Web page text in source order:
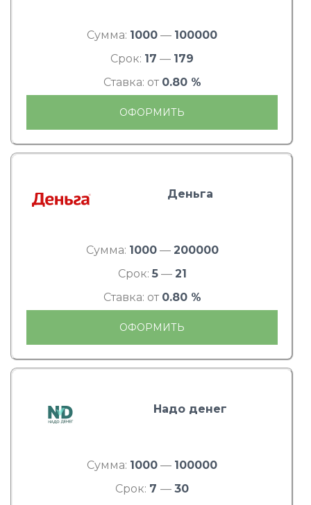
Сумма: 1000 — 100000
Срок: 17 — 179
Ставка: от 0.80 %
ОФОРМИТЬ
Деньга
Сумма: 1000— 200000
Срок: 5— 21
Ставка: от 0.80 %
ОФОРМИТЬ
Надо денег
Сумма: 1000 — 100000
Срок: 7 — 30